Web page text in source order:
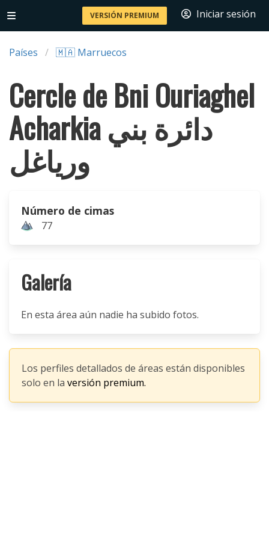
VERSIÓN PREMIUM Iniciar sesión
Países 🇲🇦 Marruecos
Cercle de Bni Ouriaghel
Acharkia دائرة بني
ورياغل
Número de cimas
77
Galería
En esta área aún nadie ha subido fotos.
Los perfiles detallados de áreas están disponibles
solo en la versión premium.